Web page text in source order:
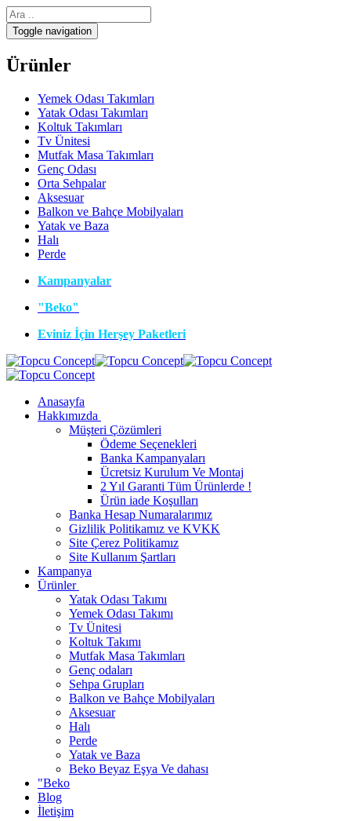
Toggle navigation
Ürünler
Yemek Odası Takımları
Yatak Odası Takımları
Koltuk Takımları
Tv Ünitesi
Mutfak Masa Takımları
Genç Odası
Orta Sehpalar
Aksesuar
Balkon ve Bahçe Mobilyaları
Yatak ve Baza
Halı
Perde
Kampanyalar
"Beko"
Eviniz İçin Herşey Paketleri
Anasayfa
Hakkımızda
Müşteri Çözümleri
Ödeme Seçenekleri
Banka Kampanyaları
Ücretsiz Kurulum Ve Montaj
2 Yıl Garanti Tüm Ürünlerde !
Ürün iade Koşulları
Banka Hesap Numaralarımız
Gizlilik Politikamız ve KVKK
Site Çerez Politikamız
Site Kullanım Şartları
Kampanya
Ürünler
Yatak Odası Takımı
Yemek Odası Takımı
Tv Ünitesi
Koltuk Takımı
Mutfak Masa Takımları
Genç odaları
Sehpa Grupları
Balkon ve Bahçe Mobilyaları
Aksesuar
Halı
Perde
Yatak ve Baza
Beko Beyaz Eşya Ve dahası
"Beko
Blog
İletişim